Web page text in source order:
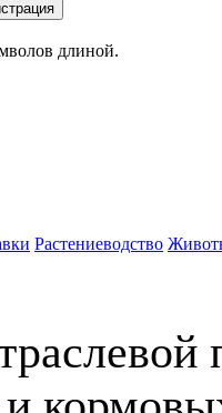
длиной.
Растениеводство